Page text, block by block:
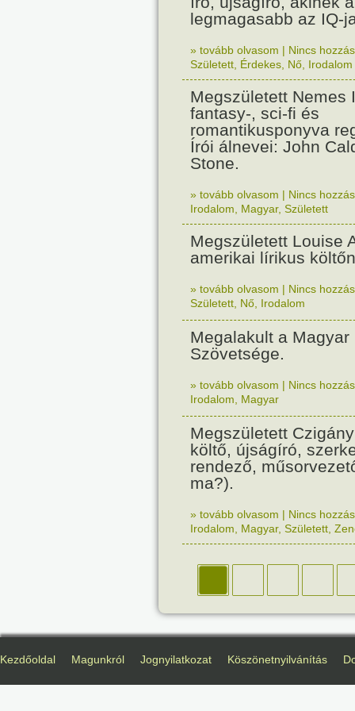
legmagasabb az IQ-
» tovább olvasom | Nincs
Született Érdekes Nő Irodalom
Megszületett Nemes
fantasy-, sci-fi és
romantikusponyva
Írói álnevei: John
Stone.
» tovább olvasom | Nincs
Irodalom
Magyar, Született
Megszületett Louise
amerikai lírikus
» tovább olvasom | Nincs
Született Nő Irodalom
Megalakult a Magyar
Szövetsége.
» tovább olvasom | Nincs
Irodalom
Magyar
Megszületett
költő, újságíró,
rendező,
ma?).
» tovább olvasom | Nincs
Irodalom
Magyar, Született
Kezdőoldal Magunkról Jognyilatkozat Köszönetnyilvánítás